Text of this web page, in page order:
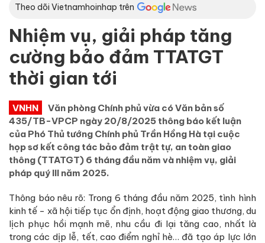
Theo dõi Vietnamhoinhap trên
Nhiệm vụ, giải pháp tăng
cường bảo đảm TTATGT
thời gian tới
VNHN
Văn phòng Chính phủ vừa có Văn bản số
435/TB-VPCP ngày 20/8/2025 thông báo kết luận
của Phó Thủ tướng Chính phủ Trần Hồng Hà tại cuộc
họp sơ kết công tác bảo đảm trật tự, an toàn giao
thông (TTATGT) 6 tháng đầu năm và nhiệm vụ, giải
pháp quý III năm 2025.
Thông báo nêu rõ: Trong 6 tháng đầu năm 2025, tình hình
kinh tế - xã hội tiếp tục ổn định, hoạt động giao thương, du
lịch phục hồi mạnh mẽ, nhu cầu đi lại tăng cao, nhất là
trong các dịp lễ, tết, cao điểm nghỉ hè… đã tạo áp lực lớn